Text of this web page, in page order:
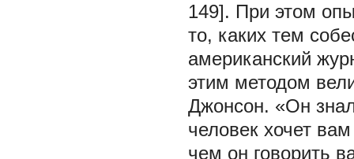
149]. При этом
то, каких тем
американский
этим методом
Джонсон. «Он
человек хочет
чем он говорить